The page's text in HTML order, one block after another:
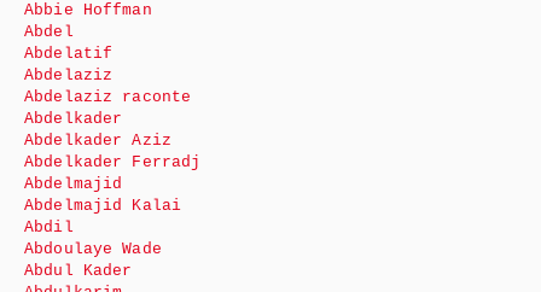
Abbie Hoffman
Abdel
Abdelatif
Abdelaziz
Abdelaziz raconte
Abdelkader
Abdelkader Aziz
Abdelkader Ferradj
Abdelmajid
Abdelmajid Kalai
Abdil
Abdoulaye Wade
Abdul Kader